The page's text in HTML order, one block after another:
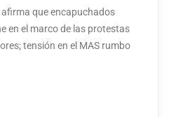
que encapuchados
en el marco de las protestas
tensión en el MAS rumbo